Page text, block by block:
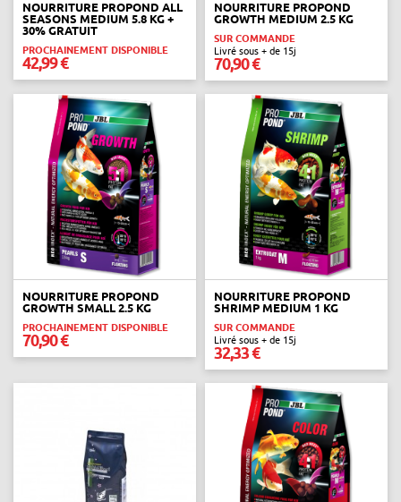
NOURRITURE PROPOND ALL
SEASONS MEDIUM 5.8 KG +
30% GRATUIT
PROCHAINEMENT DISPONIBLE
42,99 €
NOURRITURE PROPOND
GROWTH MEDIUM 2.5 KG
SUR COMMANDE
Livré sous + de 15j
70,90 €
NOURRITURE PROPOND
GROWTH SMALL 2.5 KG
PROCHAINEMENT DISPONIBLE
70,90 €
NOURRITURE PROPOND
SHRIMP MEDIUM 1 KG
SUR COMMANDE
Livré sous + de 15j
32,33 €